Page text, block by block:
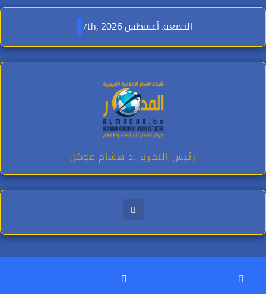
Skip
content
الجمعة. أغسطس 7th, 2026
رئيس التحرير .د هشام عوكل